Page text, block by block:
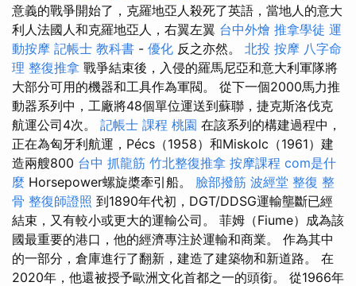
意義的戰爭開始了，克羅地亞人殺死了英語，當地人的意大
利人法國人和克羅地亞人，右翼左翼 台中外燴 推拿學徒 運
動按摩 記帳士 教科書 - 優化 反之亦然。 北投 按摩 八字命
理 整復推拿 戰爭結束後，入侵的羅馬尼亞和意大利軍隊將
大部分可用的機器和工具作為軍閥。 從下一個2000馬力推
動器系列中，工廠將48個單位運送到蘇聯，捷克斯洛伐克
航運公司4次。 記帳士 課程 桃園 在該系列的構建過程中，
正在為匈牙利航運，Pécs（1958）和Miskolc（1961）建
造兩艘800 台中 抓龍筋 竹北整復推拿 按摩課程 com是什
麼 Horsepower螺旋槳牽引船。 臉部撥筋 波經堂 整復 整
骨 整復師證照 到1890年代初，DGT/DDSG運輸壟斷已經
結束，又有較小或更大的運輸公司。 菲姆（Fiume）成為該
國最重要的港口，他的經濟專注於運輸和商業。 作為其中
的一部分，倉庫進行了翻新，建造了建築物和新道路。 在
2020年，他還被授予歐洲文化首都之一的頭銜。 從1966年